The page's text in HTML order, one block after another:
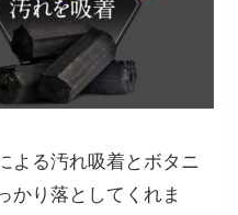
よる汚れ吸着とボタニ
かり落としてくれま